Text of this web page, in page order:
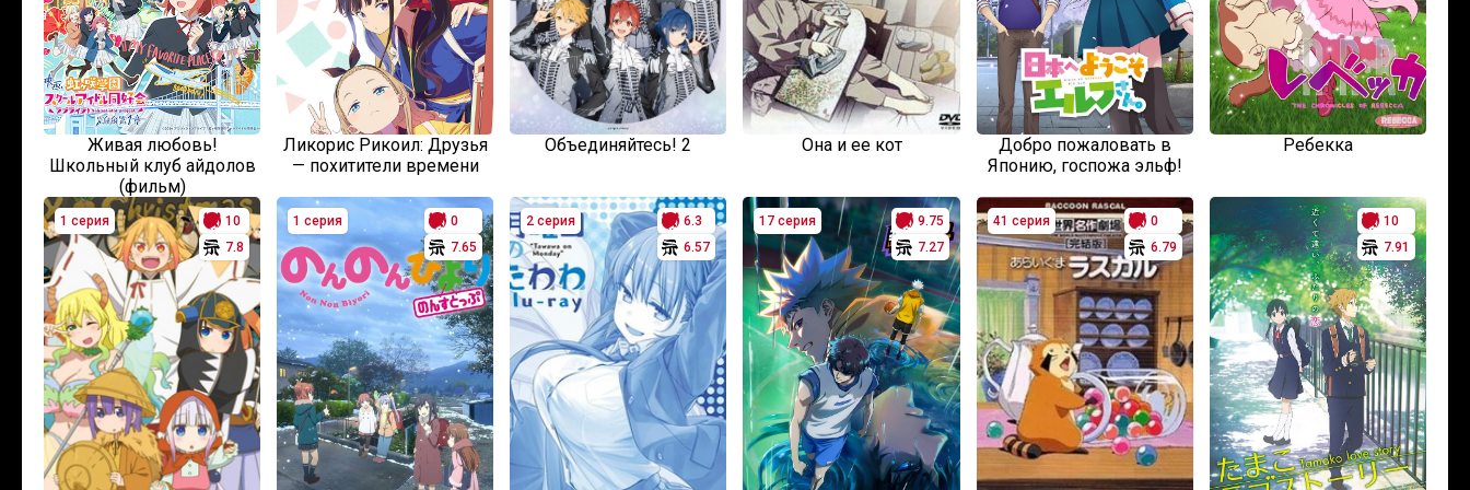
Живая любовь!
Школьный клуб айдолов
(фильм)
Ликорис Рикоил: Друзья
— похитители времени
Объединяйтесь! 2 Она и ее кот
Добро пожаловать в
Японию, госпожа эльф!
Ребекка
1 серия
10
7.8
1 серия
0
7.65
2 серия
6.3
6.57
17 серия
9.75
7.27
41 серия
0
6.79
10
7.91